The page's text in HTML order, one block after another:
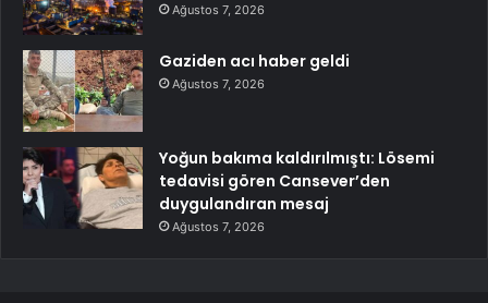
Ağustos 7, 2026
Gaziden acı haber geldi
Ağustos 7, 2026
Yoğun bakıma kaldırılmıştı: Lösemi
tedavisi gören Cansever’den
duygulandıran mesaj
Ağustos 7, 2026